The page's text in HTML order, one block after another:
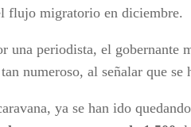
flujo migratorio en diciembre.
una periodista, el gobernante
numeroso, al señalar que se
ya se han ido